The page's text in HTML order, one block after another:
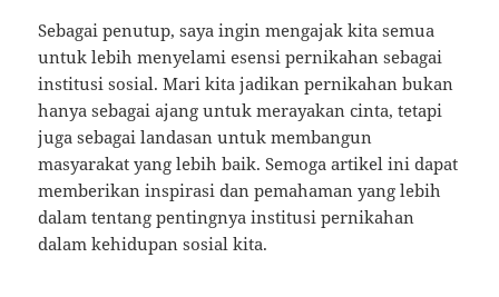
Sebagai penutup, saya ingin mengajak kita semua
untuk lebih menyelami esensi pernikahan sebagai
institusi sosial. Mari kita jadikan pernikahan bukan
hanya sebagai ajang untuk merayakan cinta, tetapi
juga sebagai landasan untuk membangun
masyarakat yang lebih baik. Semoga artikel ini dapat
memberikan inspirasi dan pemahaman yang lebih
dalam tentang pentingnya institusi pernikahan
dalam kehidupan sosial kita.